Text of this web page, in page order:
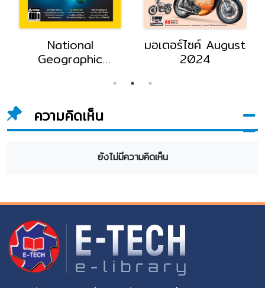
National
Geographic
มอเตอร์ไซค์ August
2024
ความคิดเห็น
ยังไม่มีความคิดเห็น